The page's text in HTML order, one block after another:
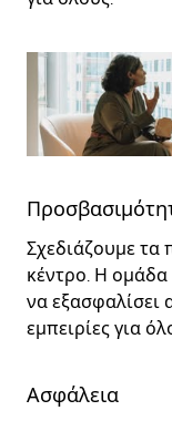
Σχεδιάζουμε τα
κέντρο. Η ομάδα
να εξασφαλίσει
εμπειρίες για
Ασφάλεια